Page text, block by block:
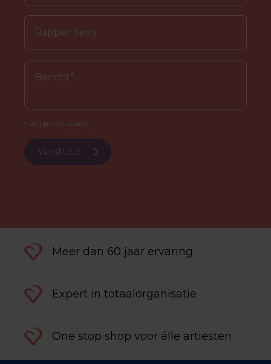
* Verplichte velden.
Verstuur
Meer dan 60 jaar ervaring
Expert in totaalorganisatie
One stop shop voor álle artiesten